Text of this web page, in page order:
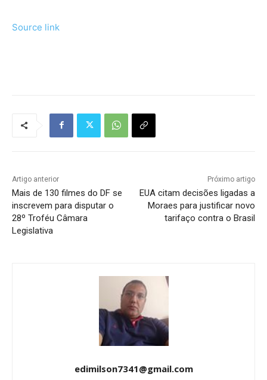
Source link
Artigo anterior
Mais de 130 filmes do DF se
inscrevem para disputar o
28º Troféu Câmara
Legislativa
Próximo artigo
EUA citam decisões ligadas a
Moraes para justificar novo
tarifaço contra o Brasil
edimilson7341@gmail.com